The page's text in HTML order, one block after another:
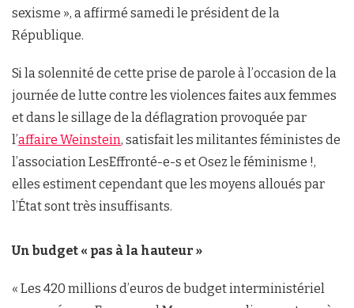
sexisme », a affirmé samedi le président de la
République.
Si la solennité de cette prise de parole à l’occasion de la
journée de lutte contre les violences faites aux femmes
et dans le sillage de la déflagration provoquée par
l’affaire Weinstein, satisfait les militantes féministes de
l’association LesEffronté-e-s et Osez le féminisme !,
elles estiment cependant que les moyens alloués par
l’État sont très insuffisants.
Un budget « pas à la hauteur »
« Les 420 millions d’euros de budget interministériel